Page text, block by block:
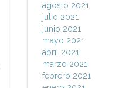
agosto 2021
julio 2021
junio 2021
mayo 2021
abril 2021
marzo 2021
febrero 2021